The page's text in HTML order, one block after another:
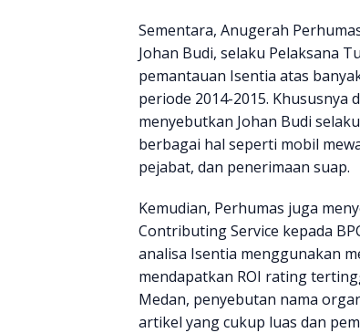
Sementara, Anugerah
Johan Budi, selaku Pelaksana
pemantauan Isentia atas
periode 2014-2015. Khususnya
menyebutkan Johan Budi
berbagai hal seperti mobil
pejabat, dan penerimaan suap.
Kemudian, Perhumas juga
Contributing Service kepada
analisa Isentia menggunakan
mendapatkan ROI rating
Medan, penyebutan nama
artikel yang cukup luas dan